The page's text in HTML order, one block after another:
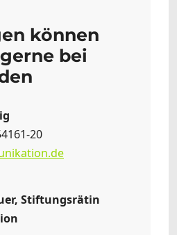
können
bei
20
Stiftungsrätin